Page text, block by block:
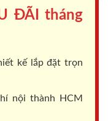
ĐÃI tháng
kế lắp đặt trọn
nội thành HCM